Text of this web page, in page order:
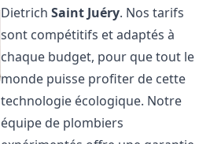
DietrichSaint Juéry. Nos tarifs
sont compétitifs et adaptés à
chaque budget, pour que tout le
monde puisse profiter de cette
technologie écologique. Notre
équipe de plombiers